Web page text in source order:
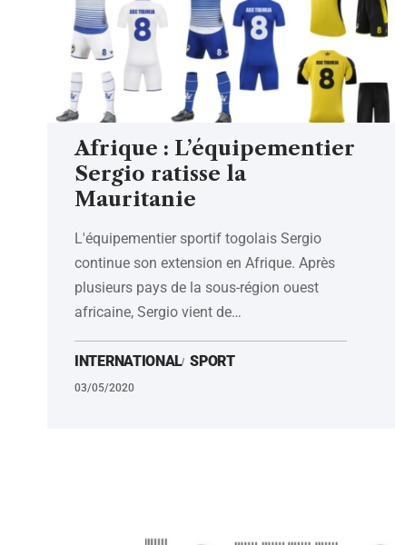
Afrique : L’équipementier
Sergio ratisse la
Mauritanie
L'équipementier sportif togolais Sergio
continue son extension en Afrique. Après
plusieurs pays de la sous-région ouest
africaine, Sergio vient de…
INTERNATIONAL SPORT
03/05/2020